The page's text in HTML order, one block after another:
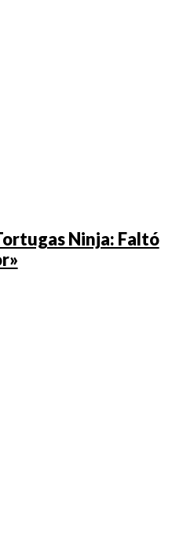
Ninja: Faltó